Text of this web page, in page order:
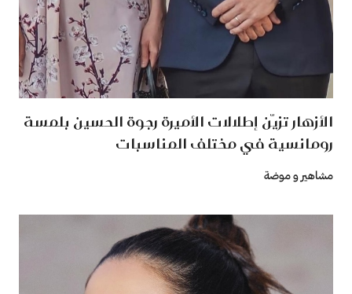
الأزهار تزيّن إطلالات الأميرة رجوة الحسين بلمسة
رومانسية في مختلف المناسبات
مشاهير و موضة